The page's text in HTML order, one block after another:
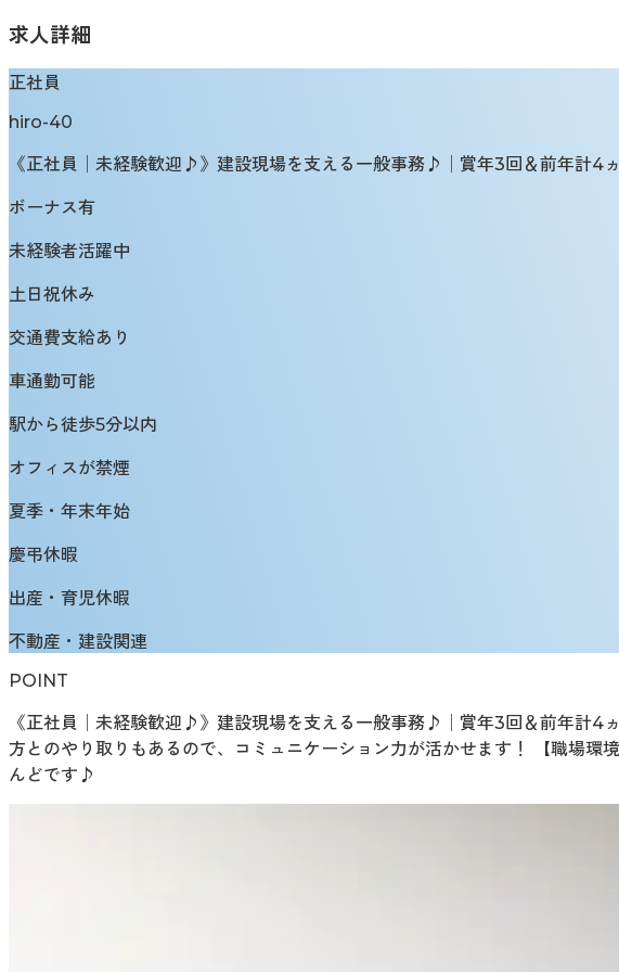
求人詳細
正社員
hiro-40
《正社員│未経験歓迎♪》建設現場を支える一般事務♪│賞年3回＆前年計4
ボーナス有
未経験者活躍中
土日祝休み
交通費支給あり
車通勤可能
駅から徒歩5分以内
オフィスが禁煙
夏季・年末年始
慶弔休暇
出産・育児休暇
不動産・建設関連
POINT
《正社員│未経験歓迎♪》建設現場を支える一般事務♪│賞年3回＆前年計4
方とのやり取りもあるので、コミュニケーション力が活かせます！ 【職場
んどです♪